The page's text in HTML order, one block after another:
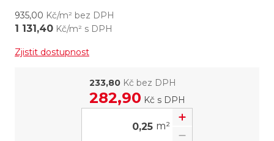
935,00 Kč/m² bez DPH
1 131,40 Kč/m² s DPH
Zjistit dostupnost
233,80Kč bez DPH
282,90 Kč s DPH
m²